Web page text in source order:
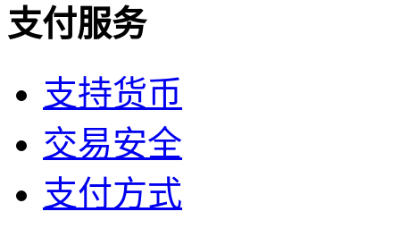
支付服务
支持货币
交易安全
支付方式